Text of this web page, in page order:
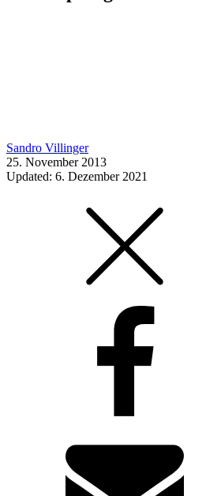
Sandro Villinger
25. November 2013
Updated: 6. Dezember 2021